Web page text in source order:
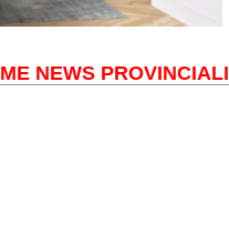
NEWS PROVINCIALI